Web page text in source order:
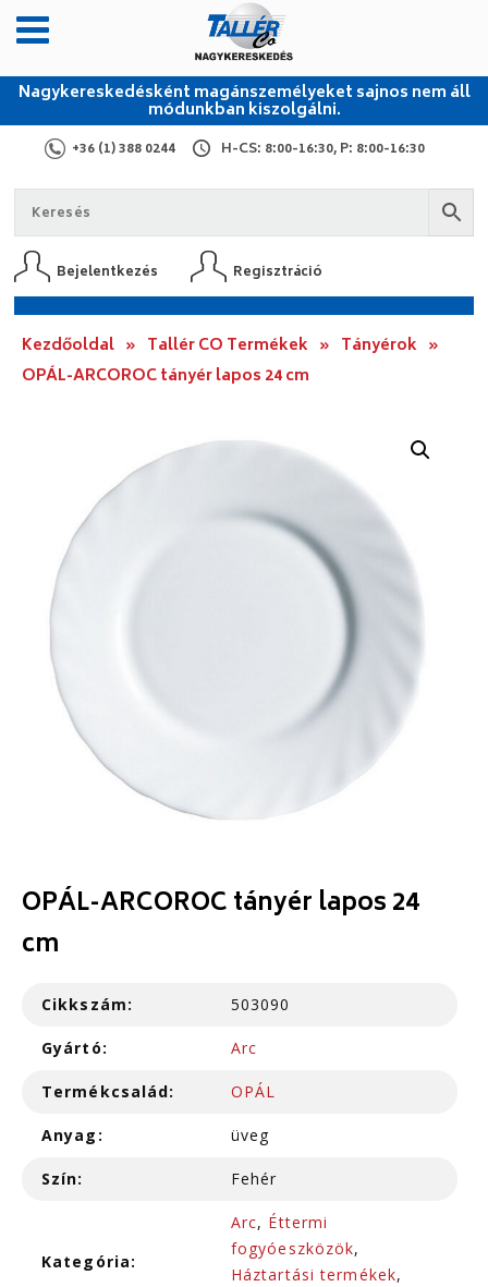
Nagykereskedésként magánszemélyeket sajnos nem áll
módunkban kiszolgálni.
+36 (1) 388 0244 H-CS: 8:00-16:30, P: 8:00-16:30
Bejelentkezés Regisztráció
Kezdőoldal » Tallér CO Termékek » Tányérok »
OPÁL-ARCOROC tányér lapos 24 cm
OPÁL-ARCOROC tányér lapos 24
cm
Cikkszám: 503090
Gyártó: Arc
Termékcsalád: OPÁL
Anyag: üveg
Szín: Fehér
Kategória:
Arc, Éttermi
fogyóeszközök,
Háztartási termékek,